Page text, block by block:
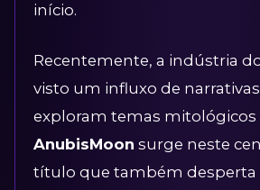
início.
Recentemente, a indústria
visto um influxo de
exploram temas mitológicos
AnubisMoon surge neste
título que também desperta